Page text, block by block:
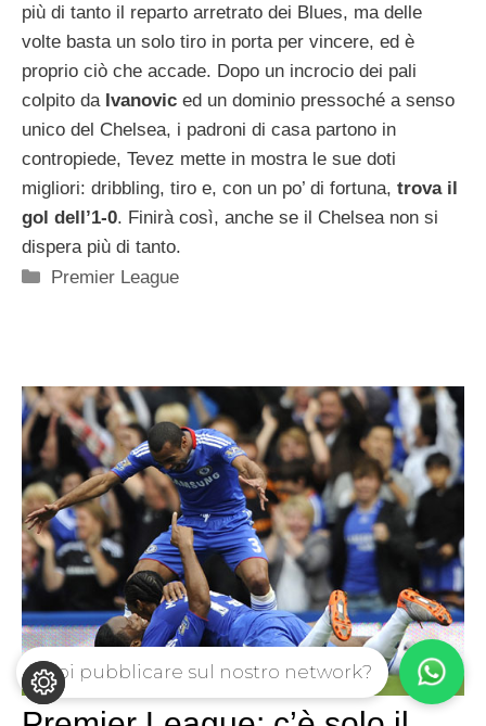
più di tanto il reparto arretrato dei Blues, ma delle
volte basta un solo tiro in porta per vincere, ed è
proprio ciò che accade. Dopo un incrocio dei pali
colpito da Ivanovic ed un dominio pressoché a senso
unico del Chelsea, i padroni di casa partono in
contropiede, Tevez mette in mostra le sue doti
migliori: dribbling, tiro e, con un po’ di fortuna, trova il
gol dell’1-0. Finirà così, anche se il Chelsea non si
dispera più di tanto.
Categorie
Premier League
Vuoi pubblicare sul nostro network?